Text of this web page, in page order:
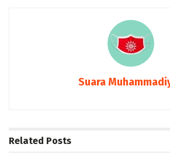
Suara
Related Posts